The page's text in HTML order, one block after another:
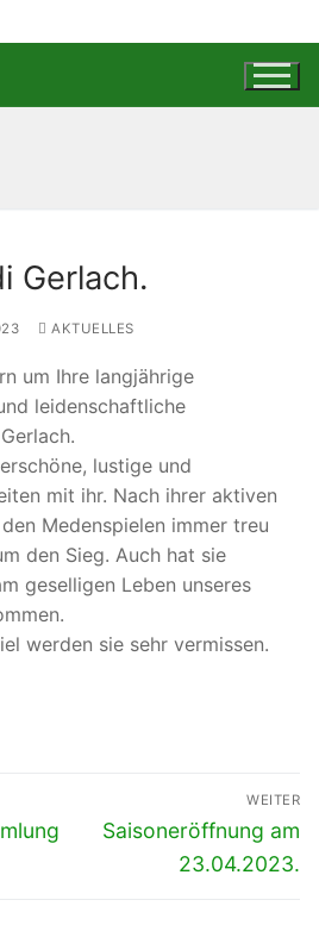
Gerlach.
AKTUELLES
um Ihre langjährige
leidenschaftliche
lustige und
mit ihr. Nach ihrer aktiven
Medenspielen immer treu
den Sieg. Auch hat sie
geselligen Leben unseres
werden sie sehr vermissen.
WEITER
Nächster
Saisoneröffnung am
23.04.2023.